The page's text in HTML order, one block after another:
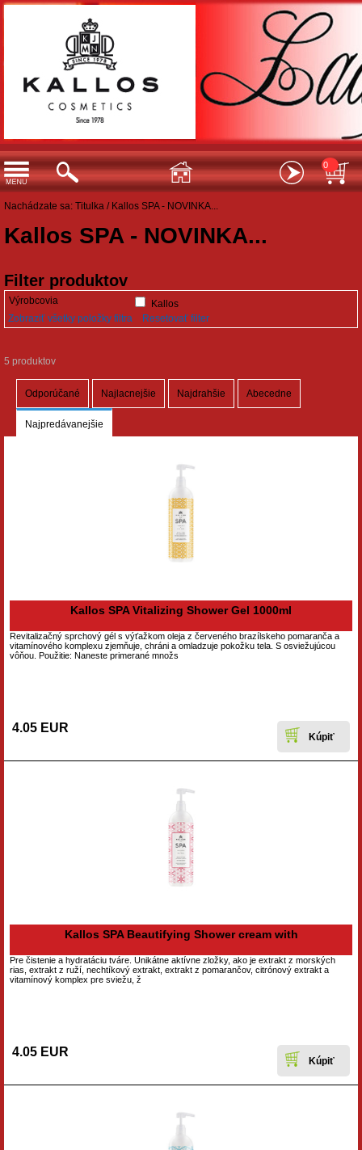
0
Nachádzate sa: Titulka / Kallos SPA - NOVINKA...
Kallos SPA - NOVINKA...
Filter produktov
Výrobcovia
Kallos
Zobraziť všetky položky filtra
Resetovať filter
5 produktov
Odporúčané Najlacnejšie Najdrahšie Abecedne
Najpredávanejšie
Kallos SPA Vitalizing Shower Gel 1000ml
Revitalizačný sprchový gél s výťažkom oleja z červeného brazílskeho pomaranča a
vitamínového komplexu zjemňuje, chráni a omladzuje pokožku tela. S osviežujúcou
vôňou. Použitie: Naneste primerané množs
4.05 EUR
Kallos SPA Beautifying Shower cream with
Pre čistenie a hydratáciu tváre. Unikátne aktívne zložky, ako je extrakt z morských
rias, extrakt z ruží, nechtíkový extrakt, extrakt z pomarančov, citrónový extrakt a
vitamínový komplex pre sviežu, ž
4.05 EUR